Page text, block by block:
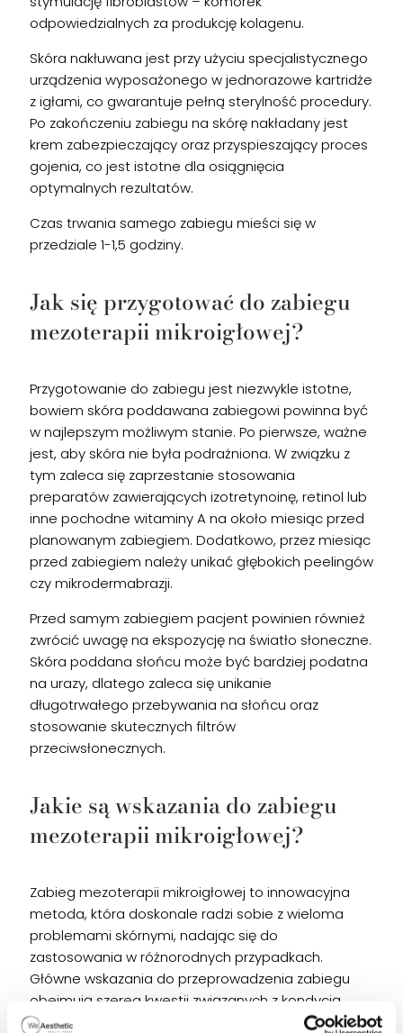
odpowiedzialnych za produkcję kolagenu.
Skóra nakłuwana jest przy użyciu specjalistycznego
urządzenia wyposażonego w jednorazowe kartridże
z igłami, co gwarantuje pełną sterylność procedury.
Po zakończeniu zabiegu na skórę nakładany jest
krem zabezpieczający oraz przyspieszający proces
gojenia, co jest istotne dla osiągnięcia
optymalnych rezultatów.
Czas trwania samego zabiegu mieści się w
przedziale 1-1,5 godziny.
Jak się przygotować do zabiegu
mezoterapii mikroigłowej?
Przygotowanie do zabiegu jest niezwykle istotne,
bowiem skóra poddawana zabiegowi powinna być
w najlepszym możliwym stanie. Po pierwsze, ważne
jest, aby skóra nie była podrażniona. W związku z
tym zaleca się zaprzestanie stosowania
preparatów zawierających izotretynoinę, retinol lub
inne pochodne witaminy A na około miesiąc przed
planowanym zabiegiem. Dodatkowo, przez miesiąc
przed zabiegiem należy unikać głębokich peelingów
czy mikrodermabrazji.
Przed samym zabiegiem pacjent powinien również
zwrócić uwagę na ekspozycję na światło słoneczne.
Skóra poddana słońcu może być bardziej podatna
na urazy, dlatego zaleca się unikanie
długotrwałego przebywania na słońcu oraz
stosowanie skutecznych filtrów
przeciwsłonecznych.
Jakie są wskazania do zabiegu
mezoterapii mikroigłowej?
Zabieg mezoterapii mikroigłowej to innowacyjna
metoda, która doskonale radzi sobie z wieloma
problemami skórnymi, nadając się do
zastosowania w różnorodnych przypadkach.
Główne wskazania do przeprowadzenia zabiegu
obejmują szereg kwestii związanych z kondycją
skóry: